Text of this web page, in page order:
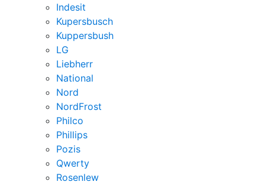
Indesit
Kupersbusch
Kuppersbush
LG
Liebherr
National
Nord
NordFrost
Philco
Phillips
Pozis
Qwerty
Rosenlew